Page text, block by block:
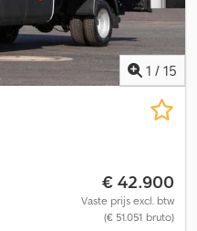
1 / 15
€ 42.900
Vaste prijs excl. btw
(€ 51.051 bruto)